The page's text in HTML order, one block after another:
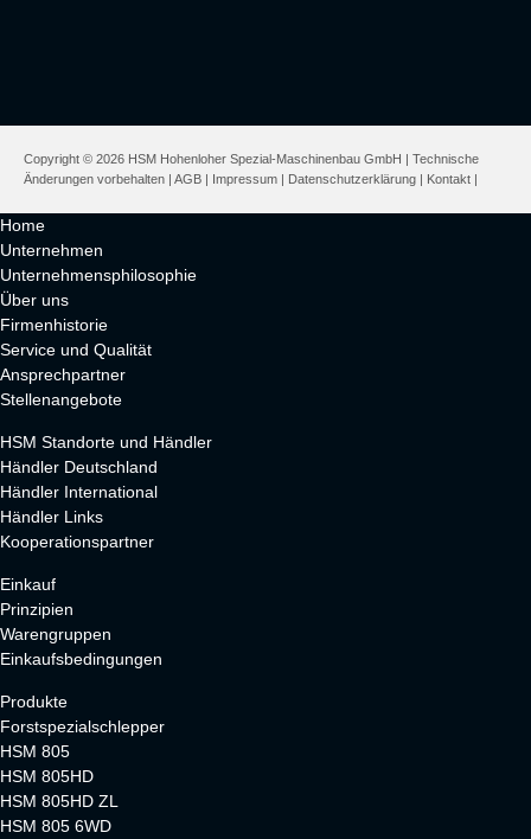
Copyright © 2026 HSM Hohenloher Spezial-Maschinenbau GmbH | Technische
Änderungen vorbehalten | AGB | Impressum | Datenschutzerklärung | Kontakt |
Home
Unternehmen
Unternehmensphilosophie
Über uns
Firmenhistorie
Service und Qualität
Ansprechpartner
Stellenangebote
HSM Standorte und Händler
Händler Deutschland
Händler International
Händler Links
Kooperationspartner
Einkauf
Prinzipien
Warengruppen
Einkaufsbedingungen
Produkte
Forstspezialschlepper
HSM 805
HSM 805HD
HSM 805HD ZL
HSM 805 6WD